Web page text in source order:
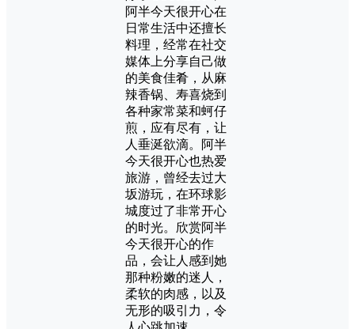
阿半今天很开心在
日常生活中还擅长
料理，经常在社交
媒体上分享自己做
的美食佳肴，从麻
辣香锅、寿喜烧到
各种家常菜和蚵仔
煎，应有尽有，让
人垂涎欲滴。阿半
今天很开心也热爱
旅游，曾经去过大
坂游玩，在环球影
城度过了非常开心
的时光。欣赏阿半
今天很开心的作
品，会让人感到她
那种粉嫩的迷人，
柔软的肉感，以及
无形的吸引力，令